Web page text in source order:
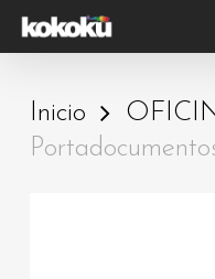
Skip
to
content
Inicio